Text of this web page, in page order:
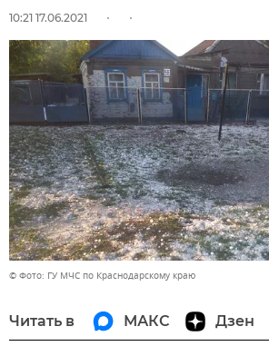
10:21 17.06.2021
© Фото: ГУ МЧС по Краснодарскому краю
Читать в МАКС Дзен